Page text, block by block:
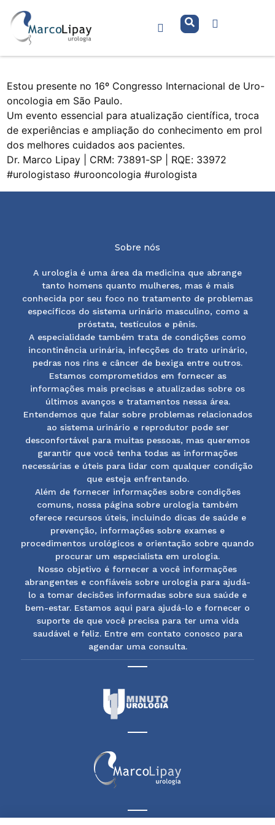
16º Congresso Internacional de
Uro-oncologia
Estou presente no 16º Congresso Internacional de Uro-
oncologia em São Paulo.
Um evento essencial para atualização científica, troca
de experiências e ampliação do conhecimento em prol
dos melhores cuidados aos pacientes.
Dr. Marco Lipay | CRM: 73891-SP | RQE: 33972
#urologistaso #urooncologia #urologista
Sobre nós
A urologia é uma área da medicina que abrange
tanto homens quanto mulheres, mas é mais
conhecida por seu foco no tratamento de problemas
específicos do sistema urinário masculino, como a
próstata, testículos e pênis.
A especialidade também trata de condições como
incontinência urinária, infecções do trato urinário,
pedras nos rins e câncer de bexiga entre outros.
Estamos comprometidos em fornecer as
informações mais precisas e atualizadas sobre os
últimos avanços e tratamentos nessa área.
Entendemos que falar sobre problemas relacionados
ao sistema urinário e reprodutor pode ser
desconfortável para muitas pessoas, mas queremos
garantir que você tenha todas as informações
necessárias e úteis para lidar com qualquer condição
que esteja enfrentando.
Além de fornecer informações sobre condições
comuns, nossa página sobre urologia também
oferece recursos úteis, incluindo dicas de saúde e
prevenção, informações sobre exames e
procedimentos urológicos e orientação sobre quando
procurar um especialista em urologia.
Nosso objetivo é fornecer a você informações
abrangentes e confiáveis sobre urologia para ajudá-
lo a tomar decisões informadas sobre sua saúde e
bem-estar. Estamos aqui para ajudá-lo e fornecer o
suporte de que você precisa para ter uma vida
saudável e feliz. Entre em contato conosco para
agendar uma consulta.